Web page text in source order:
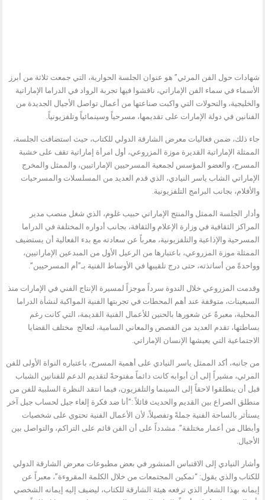
شهادات حول الفن المرئي” هو عنوان الجلسة الحوارية، التي جمعت ثلاثة من أبرز
الأسماء في سماء الفن الإماراتي، ناقشوا فيها تجربة الرواد في الدراما الإماراتية
والخليجية، والتحولات التي واكبت صناعتها من أعمال تواصل الأجيال الجديدة من
الفنانين في دولة الإمارات على تقديمها، مسرحياً وسينمائياً وتلفزيونياً.
جاء ذلك، ضمن فعاليات معرض الشارقة الدولي للكتاب، حيث استضافت الجلسة،
الممثلة الإماراتية القديرة موزة المزروعي، أول امرأة إماراتية تقف على خشبة
المسرح، والعضو المؤسس لجمعية المسرحيين الإماراتيين، والممثل والمخرج
الإماراتي الشاب ياسر النيادي، الذي قدم العديد من المسلسلات والمسرحيات
والأفلام، بجانب البرامج التلفزيونية.
وأدار الجلسة الممثل والمنتج الإماراتي حبيب غلوم، الذي شغل منصب مدير
المراكز الثقافية في وزارة الإعلام والثقافة، بجانب أدواره المختلفة في الدراما
المسرحية والإذاعية والتلفزيونية، معرباً عن سعادته مع بدء الفعالية أن يستضيف
الممثلة موزة المزروعي، باعتبارها من الرعيل الأول من المبدعين الإماراتيين،
وواحدةً من أساتذته، حتى درج تلقيبها في الأوساط الفنية بـ”أم المسرحيين”.
وقدمت المزروعي خلال الندوة سرداً موجزاً لمسيرة الإنتاج الفني في الإمارات منذ
السبعينات، متوقفة عند أهم المحطات في تجربتها الفنية المواكبة لنشأة الدراما
المحلية، معبرةً عن شعورها بالحنين للأعمال الفنية القديمة، التي كانت رغم
بساطتها، تقدم العديد من القصص والمعاني السامية، لتعالج مختلف القضايا
الاجتماعية التي يعيشها الإنسان الإماراتي.
من جانبه، أكد الممثل ياسر النيادي على أهمية المسرح، باعتباره النواة الأولى للفن
المرئي، مشيراً إلى أن أبوابه كانت دائماً مفتوحةً لتقديم الدعم للفنانين الشباب
قبل أن ينطلقوا لاحقاً إلى السينما والتلفزيون، فيما انتقد النظرة السلبية للفن من
منطلق الصراع بين القديم والحديث قائلاً :”أنا ضد فكرة إلغاء جيل لحساب جيل آخر
يستأثر بالساحة الفنية جملةً وتفصيلاً، لأن الأعمال الفنية تحتوي على شخصيات
وأبطال من أعمار مختلفة”. مشدداً على أن الفن قائم على التراكم، والتواصل بين
الأجيال.
وأشار النيادي إلى الاقتباس المنشور في بعض مطبوعات معرض الشارقة الدولي
للكتاب والذي يقول: “تمكين المجتمعات من خلال الكلمة المقروءة”، معبراً عن
إيمانه بهذا الشعار الذي ترفعه هيئة الشارقة للكتاب، ليضيف إليه إيمانه الشخصي